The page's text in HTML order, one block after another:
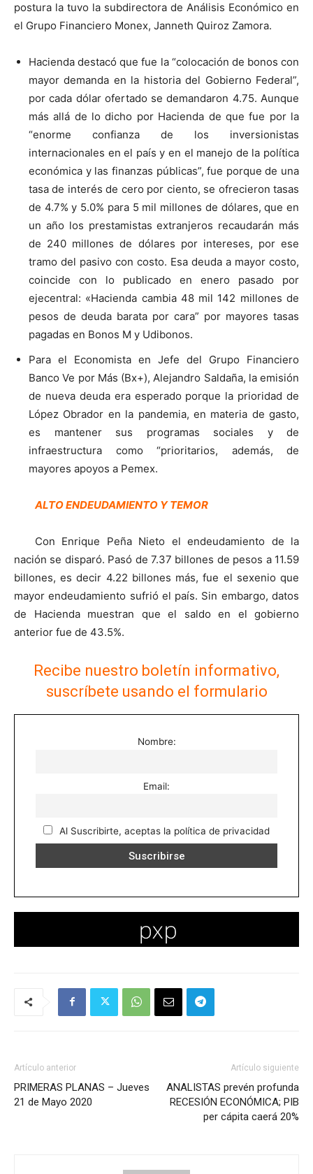
postura la tuvo la subdirectora de Análisis Económico en
el Grupo Financiero Monex, Janneth Quiroz Zamora.
Hacienda destacó que fue la “colocación de bonos con
mayor demanda en la historia del Gobierno Federal”,
por cada dólar ofertado se demandaron 4.75. Aunque
más allá de lo dicho por Hacienda de que fue por la
“enorme confianza de los inversionistas
internacionales en el país y en el manejo de la política
económica y las finanzas públicas”, fue porque de una
tasa de interés de cero por ciento, se ofrecieron tasas
de 4.7% y 5.0% para 5 mil millones de dólares, que en
un año los prestamistas extranjeros recaudarán más
de 240 millones de dólares por intereses, por ese
tramo del pasivo con costo. Esa deuda a mayor costo,
coincide con lo publicado en enero pasado por
ejecentral: «Hacienda cambia 48 mil 142 millones de
pesos de deuda barata por cara” por mayores tasas
pagadas en Bonos M y Udibonos.
Para el Economista en Jefe del Grupo Financiero
Banco Ve por Más (Bx+), Alejandro Saldaña, la emisión
de nueva deuda era esperado porque la prioridad de
López Obrador en la pandemia, en materia de gasto,
es mantener sus programas sociales y de
infraestructura como “prioritarios, además, de
mayores apoyos a Pemex.
ALTO ENDEUDAMIENTO Y TEMOR
Con Enrique Peña Nieto el endeudamiento de la
nación se disparó. Pasó de 7.37 billones de pesos a 11.59
billones, es decir 4.22 billones más, fue el sexenio que
mayor endeudamiento sufrió el país. Sin embargo, datos
de Hacienda muestran que el saldo en el gobierno
anterior fue de 43.5%.
Recibe nuestro boletín informativo,
suscríbete usando el formulario
Nombre:
Email:
Al Suscribirte, aceptas la política de privacidad
Artículo anterior
PRIMERAS PLANAS – Jueves
21 de Mayo 2020
Artículo siguiente
ANALISTAS prevén profunda
RECESIÓN ECONÓMICA; PIB
per cápita caerá 20%